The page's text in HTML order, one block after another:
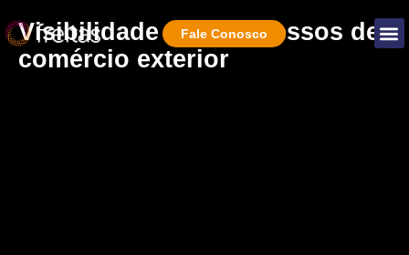
Fale Conosco
Visibilidade dos processos de
comércio exterior